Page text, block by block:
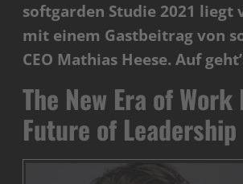
softgarden Studie 2021 liegt
mit einem Gastbeitrag von
CEO Mathias Heese. Auf
The New Era of
Future of Leadership